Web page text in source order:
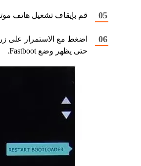
قم بإيقاف تشغيل هاتف
اضغط مع الاستمرار على
حتى يظهر وضع Fastboot.